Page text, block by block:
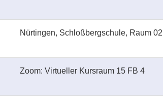
Nürtingen, Schloßbergschule, Raum 02
Zoom: Virtueller Kursraum 15 FB 4